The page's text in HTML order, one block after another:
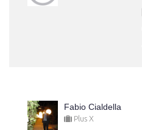
Fabio Cialdella
Plus X